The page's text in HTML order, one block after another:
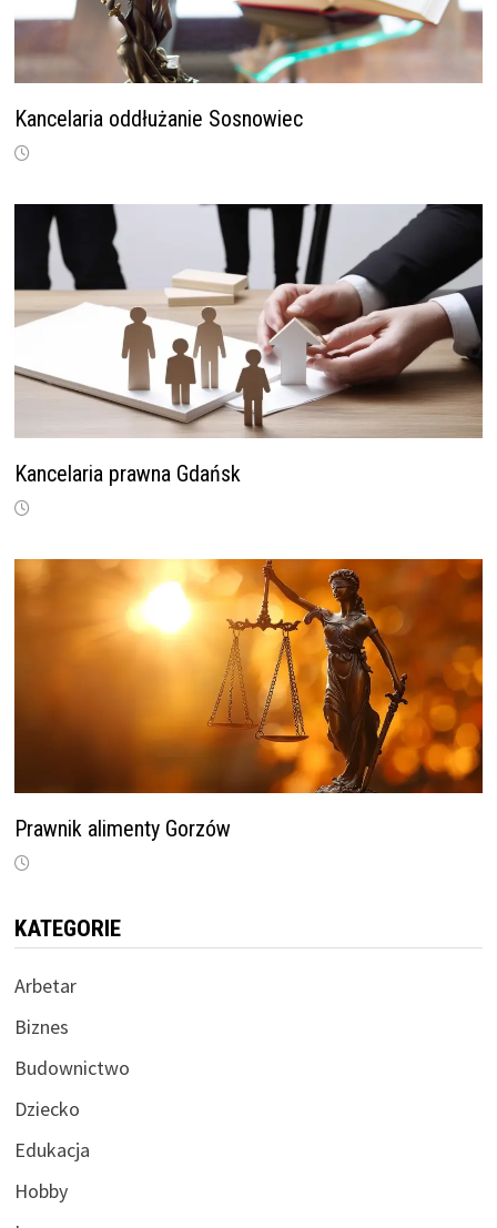
Kancelaria oddłużanie Sosnowiec
Kancelaria prawna Gdańsk
Prawnik alimenty Gorzów
KATEGORIE
Arbetar
Biznes
Budownictwo
Dziecko
Edukacja
Hobby